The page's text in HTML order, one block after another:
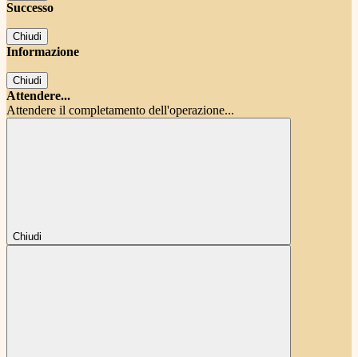
Successo
Chiudi
Informazione
Chiudi
Attendere...
Attendere il completamento dell'operazione...
Chiudi